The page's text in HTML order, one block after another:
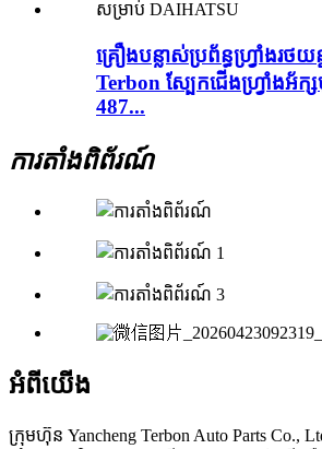
គ្រឿងបន្លាស់ប្រព័ន្ធហ្វ្រាំងរថ
Terbon ស្បែកជើងហ្វ្រាំងអ័ក្
487...
ការតាំងពិព័រណ៍
អំពីយើង
ក្រុមហ៊ុន Yancheng Terbon Auto Parts Co.,